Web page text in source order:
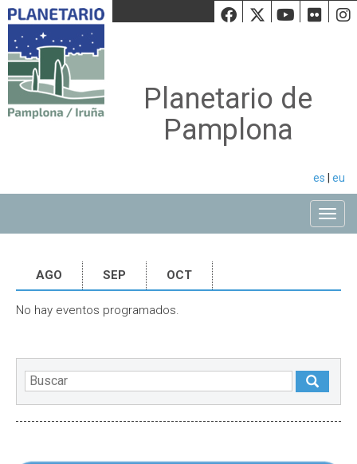
Facebook
Twiiter
Planetario de
Pamplona
es eu
AGO SEP OCT
No hay eventos programados.